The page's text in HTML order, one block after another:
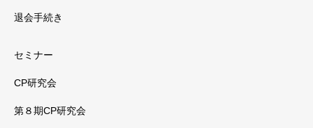
退会手続き
セミナー
CP研究会
第８期CP研究会